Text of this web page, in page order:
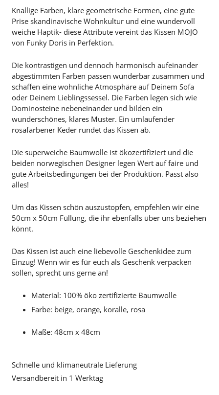
Knallige Farben, klare geometrische Formen, eine gute
Prise skandinavische Wohnkultur und eine wundervoll
weiche Haptik- diese Attribute vereint das Kissen MOJO
von Funky Doris in Perfektion.
Die kontrastigen und dennoch harmonisch aufeinander
abgestimmten Farben passen wunderbar zusammen und
schaffen eine wohnliche Atmosphäre auf Deinem Sofa
oder Deinem Lieblingssessel. Die Farben legen sich wie
Dominosteine nebeneinander und bilden ein
wunderschönes, klares Muster. Ein umlaufender
rosafarbener Keder rundet das Kissen ab.
Die superweiche Baumwolle ist ökozertifiziert und die
beiden norwegischen Designer legen Wert auf faire und
gute Arbeitsbedingungen bei der Produktion. Passt also
alles!
Um das Kissen schön auszustopfen, empfehlen wir eine
50cm x 50cm Füllung, die ihr ebenfalls über uns beziehen
könnt.
Das Kissen ist auch eine liebevolle Geschenkidee zum
Einzug! Wenn wir es für euch als Geschenk verpacken
sollen, sprecht uns gerne an!
Material: 100% öko zertifizierte Baumwolle
Farbe: beige, orange, koralle, rosa
Maße: 48cm x 48cm
Schnelle und klimaneutrale Lieferung
Versandbereit in 1 Werktag